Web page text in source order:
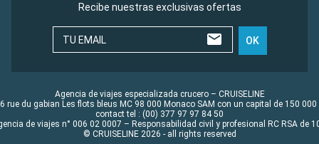
Recibe nuestras exclusivas ofertas
TU EMAIL OK
Agencia de viajes especializada crucero – CRUISELINE
rue du gabian Les flots bleus MC 98 000 Monaco SAM con un capital de 150 000
contact tel : (00) 377 97 97 84 50
de viajes n° 006 02 0007 – Responsabilidad civil y profesional RC RSA de
© CRUISELINE 2026 - all rights reserved